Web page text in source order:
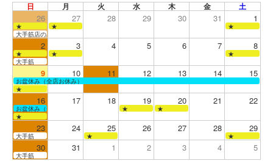
日 月 火 水 木 金 土
26 27 28 29 30 31 1
★ ★
★
大手筋店のみ営業
2 3 4 5 6 7 8
★ ★
★
大手筋
9 10 11 12 13 14 15
お盆休み（全店お休み）
★
16 17 18 19 20 21 22
お盆休み（全店お休み） ★
★
★
23 24 25 26 27 28 29
大手筋 ★ ★
30 31 1 2 3 4 5
大手筋